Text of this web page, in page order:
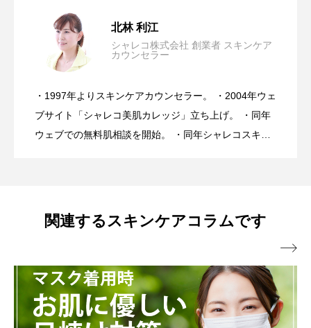
北林 利江
シャレコ株式会社 創業者 スキンケア
カウンセラー
・1997年よりスキンケアカウンセラー。 ・2004年ウェ
ブサイト「シャレコ美肌カレッジ」立ち上げ。 ・同年
ウェブでの無料肌相談を開始。 ・同年シャレコスキン
ャレコレター♪」は20年間週一回発行。 ・肌トラブル
向け特に敏感肌、乾燥肌へのスキンケアアドバイスに
2026.08.07
2026.07.31
NGケアとOKケア
2026.07.24 美容は30年間進化し続けたのに、なぜ肌
心配するスキンケアとは？
関連するスキンケアコラムです
